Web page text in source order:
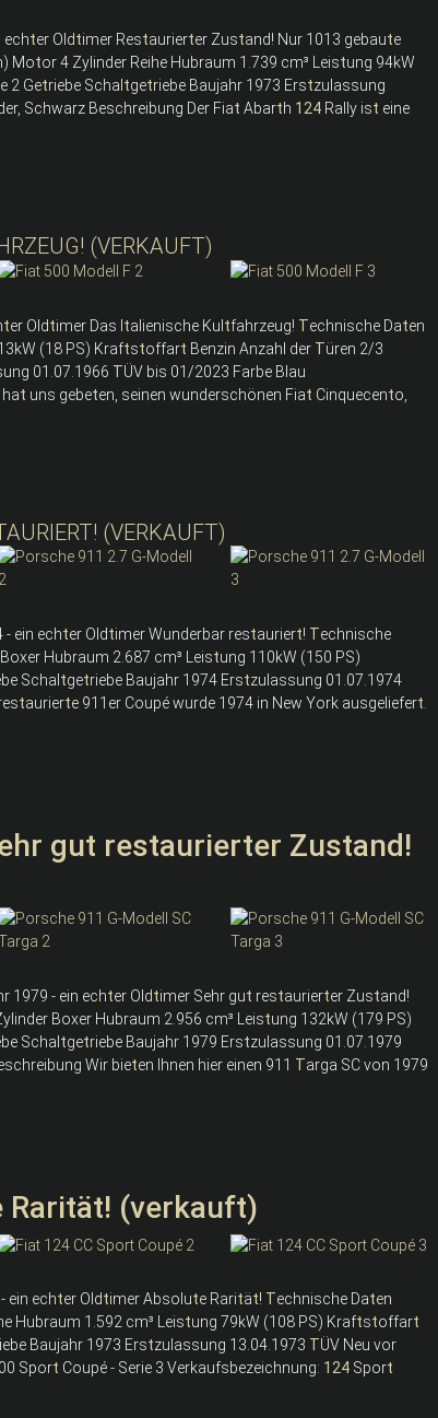
echter Oldtimer Restaurierter Zustand! Nur 1013 gebaute
Motor 4 Zylinder Reihe Hubraum 1.739 cm³ Leistung 94kW
2 Getriebe Schal tgetriebe Baujahr 1973 Erstzulassung
Schwarz Beschreibung Der Fiat Abarth 124 Rally ist eine
(VERKAUFT)
ter Oldtimer Das I talienische Kul tfahrzeug! Technische Daten
(18 PS) Kraftstoffart Benzin Anzahl der Türen 2/3
01.07.1966 TÜV bis 01/2023 Farbe Blau
t uns gebeten, seinen wunderschönen Fiat Cinquecento,
(VERKAUFT)
- ein echter Oldtimer Wunderbar restauriert! Technische
Hubraum 2.687 cm³ Leistung 110kW (150 PS)
Schal tgetriebe Baujahr 1974 Erstzulassung 01.07.1974
taurierte 911er Coupé wurde 1974 in New York ausgeliefert
gut restaurierter Zustand!
1979 - ein echter Oldtimer Sehr gut restaurierter Zustand!
Boxer Hubraum 2.956 cm³ Leistung 132kW (179 PS)
Schal tgetriebe Baujahr 1979 Erstzulassung 01.07.1979
Wir bieten Ihnen hier einen 911 Targa SC von 1979
Rarität! (verkauft)
ein echter Oldtimer Absolute Rarität! Technische Daten
Hubraum 1.592 cm³ Leistung 79kW (108 PS) Kraftstoffart
Baujahr 1973 Erstzulassung 13.04.1973 TÜV Neu vor
Sport Coupé - Serie 3 Verkaufsbezeichnung: 124 Sport